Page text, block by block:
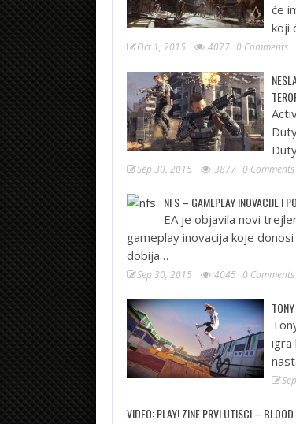
će
koji
Oct 1, 2015 4077 0 Comments
Sep 30, 2015 3877 0 Comments
NFS – GAMEPLAY INOVACIJE I
EA je objavila novi
gameplay inovacija koje
dobija…
Sep 30, 2015 4045 0 Comments
igra
VIDEO: PLAY! ZINE PRVI UTISCI –